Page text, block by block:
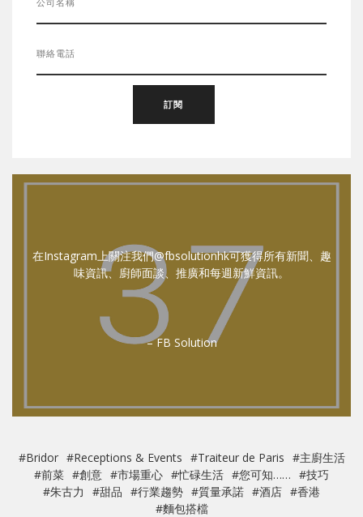
在Instagram上關注我們@fbsolutionhk可獲得所有新聞、趣
味資訊、廚師面談、推廣和每週新鮮資訊。
– FB Solution
#Bridor #Receptions & Events #Traiteur de Paris #主廚生活
#前菜 #創意 #市場重心 #忙碌生活 #您可知…… #技巧
#朱古力
#甜品 #行業趨勢 #質量承諾 #酒店 #香港
#麵包搭檔